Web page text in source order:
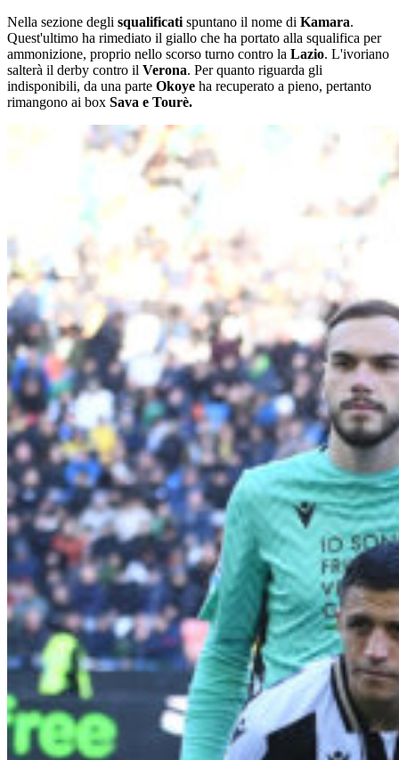
Nella sezione degli squalificati spuntano il nome di Kamara.
Quest'ultimo ha rimediato il giallo che ha portato alla squalifica per
ammonizione, proprio nello scorso turno contro la Lazio. L'ivoriano
salterà il derby contro il Verona. Per quanto riguarda gli
indisponibili, da una parte Okoye ha recuperato a pieno, pertanto
rimangono ai box Sava e Tourè.